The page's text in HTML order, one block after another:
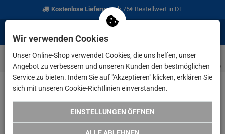
Kostenlose Lieferungab 75€ Bestellwert in DE
Wir verwenden Cookies
Unser Online-Shop verwendet Cookies, die uns helfen, unser
Angebot zu verbessern und unseren Kunden den bestmöglichen
Service zu bieten. Indem Sie auf "Akzeptieren" klicken, erklären Sie
sich mit unseren Cookie-Richtlinien einverstanden.
EINSTELLUNGEN ÖFFNEN